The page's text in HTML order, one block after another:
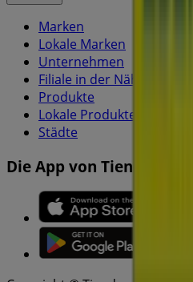
Marken
Lokale Marken
Unternehmen
Filiale in der Nähe
Produkte
Lokale Produkte
Städte
Die App von Tiendeo